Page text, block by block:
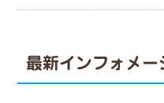
最新インフォメー